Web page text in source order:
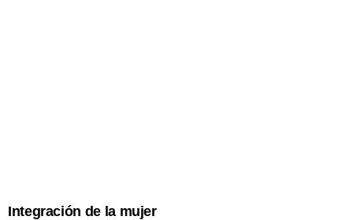
Integración de la mujer